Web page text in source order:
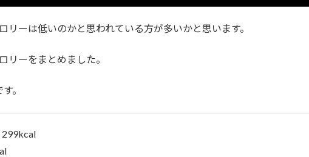
リーは低いのかと思われている方が多いかと思います。
リーをまとめました。
。
299kcal